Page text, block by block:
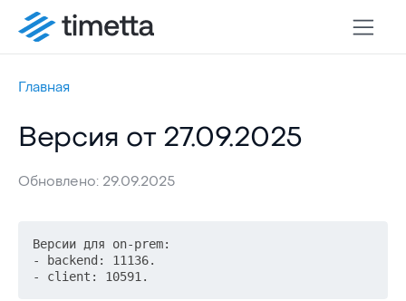
Главная
Версия от 27.09.2025
Обновлено: 29.09.2025
Версии для on-prem:
- backend: 11136.